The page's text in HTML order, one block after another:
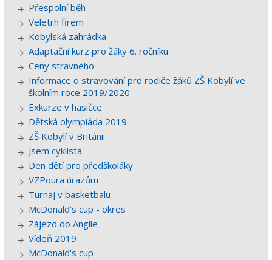
Přespolní běh
Veletrh firem
Kobylská zahrádka
Adaptační kurz pro žáky 6. ročníku
Ceny stravného
Informace o stravování pro rodiče žáků ZŠ Kobylí ve
školním roce 2019/2020
Exkurze v hasičce
Dětská olympiáda 2019
ZŠ Kobylí v Británii
Jsem cyklista
Den dětí pro předškoláky
VZPoura úrazům
Turnaj v basketbalu
McDonald's cup - okres
Zájezd do Anglie
Vídeň 2019
McDonald's cup